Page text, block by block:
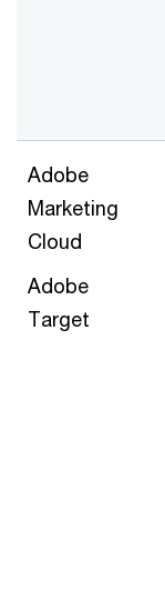
Adobe
Marketing
Cloud
Adobe
Target